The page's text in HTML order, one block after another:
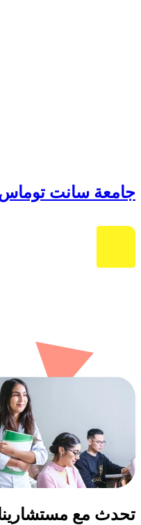
جامعة سانت توماس
تحدث مع